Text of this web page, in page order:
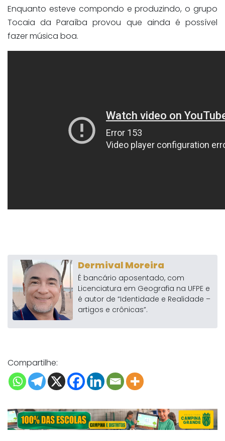
Enquanto esteve compondo e produzindo, o grupo
Tocaia da Paraíba provou que ainda é possível
fazer música boa.
Dermival Moreira
É bancário aposentado, com
Licenciatura em Geografia na UFPE e
é autor de “Identidade e Realidade –
artigos e crônicas”.
Compartilhe: